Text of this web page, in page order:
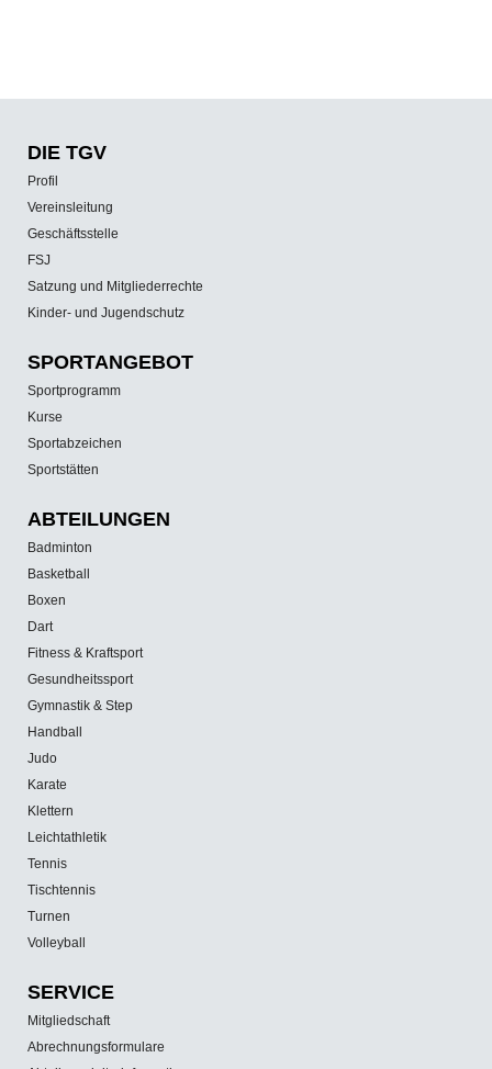
DIE TGV
Profil
Vereinsleitung
Geschäftsstelle
FSJ
Satzung und Mitgliederrechte
Kinder- und Jugendschutz
SPORT­ANGEBOT
Sportprogramm
Kurse
Sportabzeichen
Sportstätten
ABTEILUNGEN
Badminton
Basketball
Boxen
Dart
Fitness & Kraftsport
Gesundheitssport
Gymnastik & Step
Handball
Judo
Karate
Klettern
Leichtathletik
Tennis
Tischtennis
Turnen
Volleyball
SERVICE
Mitgliedschaft
Abrechnungsformulare